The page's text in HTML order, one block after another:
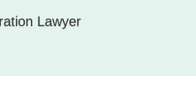
Lawyer